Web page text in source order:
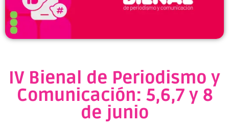
IV Bienal de Periodismo y
Comunicación: 5,6,7 y 8
de junio